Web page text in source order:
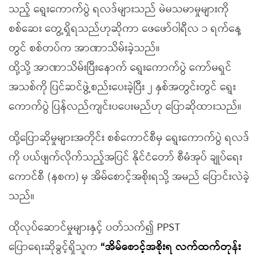
သည့် ရွေးကောက်ပွဲ ရလဒ်များသည် မဲမသမာမှုများကို
စစ်ဆေး တွေ့ရှိရသည်ဟုဆိုကာ ဖေဖော်ဝါရီလ ၁ ရက်နေ့
တွင် စစ်တပ်က အာဏာသိမ်းခဲ့သည်။
ထို့သို့ အာဏာသိမ်းပြီးနောက် ရွေးကောက်ပွဲ ကော်မရှင်
အသစ်ကို ပြင်ဆင်ဖွဲ့စည်းပေးခဲ့ပြီး ၂ နှစ်အတွင်းတွင် ရွေး
ကောက်ပွဲ ပြန်လည်ကျင်းပပေးမည်ဟု ပြောဆိုထားသည်။
ထို့ပြောဆိုမှုများအတိုင်း စစ်ကောင်စီမှ ရွေးကောက်ပွဲ ရလဒ်
ကို ပယ်ဖျက်လိုက်သည့်အပြင် နိုင်ငံတော် စီမံအုပ် ချုပ်ရေး
ကောင်စီ (နစက) မှ အိမ်စောင့်အစိုးရသို့ အမည် ပြောင်းလဲခဲ့
သည်။
ထိုလုပ်ဆောင်မှုများနှင့် ပတ်သက်၍ PPST
ပြောရေးဆိုခွင့်ရှိသူက “အိမ်စောင့်အစိုးရ လက်ထက်တုန်း